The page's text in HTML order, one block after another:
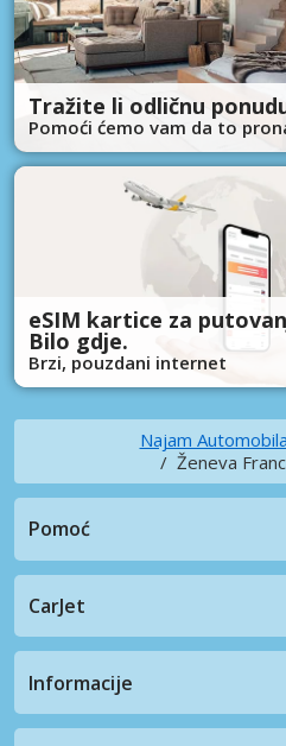
Tražite li odličnu
Pomoći ćemo vam da to
eSIM kartice za
Bilo gdje.
Brzi, pouzdani internet
Najam Automobila
Ženeva
Pomoć
CarJet
Informacije